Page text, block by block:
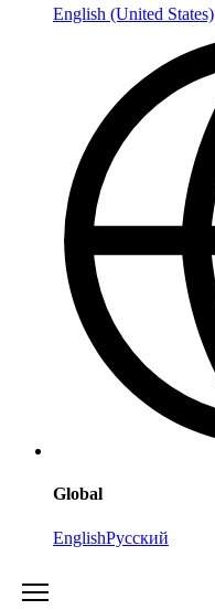
English (United States)
Global
EnglishРусский